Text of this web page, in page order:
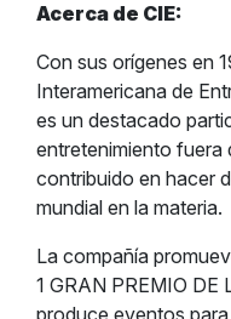
Acerca de CIE:
Con sus orígenes en
Interamericana de
es un destacado
entretenimiento fuera
contribuido en hacer
mundial en la materia.
La compañía
1 GRAN PREMIO DE
produce eventos